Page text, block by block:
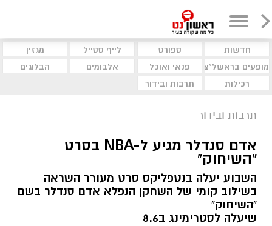
חדשות ספורט לייף סטייל
מגזין
מופעים בראשל"צ
פנאי ואוכל אלבומים
הבלוגים
רכילות
תרבות ובידור
תרבות ובידור
אדם סנדלר מגיע ל-NBA בסרט
“השיחוק”
השבוע יעלה בנטפליקס סרט מעורר השראה
בשילוב קומי של השחקן הנפלא אדם סנדלר בשם
"השיחוק"
שיעלה לסטרימינג ב8.6